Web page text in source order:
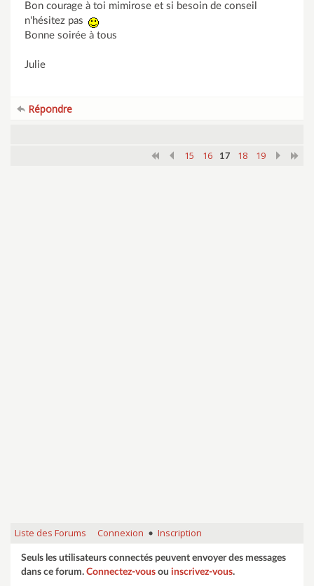
Bon courage à toi mimirose et si besoin de conseil
n'hésitez pas
Bonne soirée à tous
Julie
Répondre
15 16 17 18 19
Liste des Forums Connexion • Inscription
Seuls les utilisateurs connectés peuvent envoyer des messages
dans ce forum. Connectez-vous ou inscrivez-vous.